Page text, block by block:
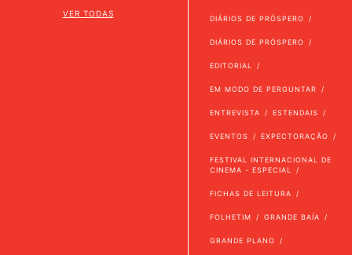
VER TODAS
DIÁRIOS DE PRÓSPERO
DIÁRIOS DE PRÓSPERO
EDITORIAL
EM MODO DE PERGUNTAR
ENTREVISTA ESTENDAIS
EVENTOS EXPECTORAÇÃO
FESTIVAL INTERNACIONAL DE
CINEMA - ESPECIAL
FICHAS DE LEITURA
FOLHETIM GRANDE BAÍA
GRANDE PLANO